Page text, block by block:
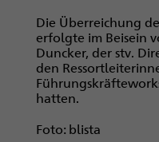
Die Überreichung
erfolgte im Beisein
Duncker, der stv.
den
hatten.
Foto: blista